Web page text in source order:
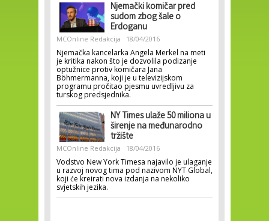
Njemački komičar pred
sudom zbog šale o
Erdoganu
MCOnline Redakcija 18/04/2016
Njemačka kancelarka Angela Merkel na meti
je kritika nakon što je dozvolila podizanje
optužnice protiv komičara Jana
Böhmermanna, koji je u televizijskom
programu pročitao pjesmu uvredljivu za
turskog predsjednika.
NY Times ulaže 50 miliona u
širenje na međunarodno
tržište
MCOnline Redakcija 18/04/2016
Vodstvo New York Timesa najavilo je ulaganje
u razvoj novog tima pod nazivom NYT Global,
koji će kreirati nova izdanja na nekoliko
svjetskih jezika.
Pages